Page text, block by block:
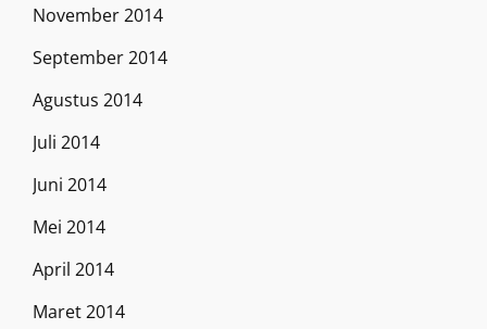
November 2014
September 2014
Agustus 2014
Juli 2014
Juni 2014
Mei 2014
April 2014
Maret 2014